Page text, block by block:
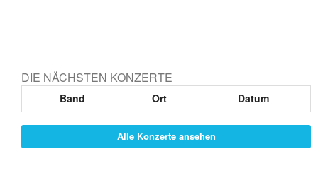
DIE NÄCHSTEN KONZERTE
Band Ort Datum
Alle Konzerte ansehen